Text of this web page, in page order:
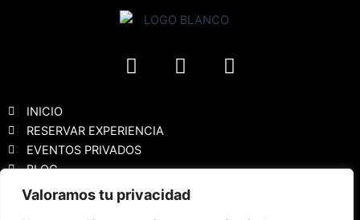
Valoramos tu privacidad
F
a
b
o
o
k
I
n
r
a
Y
o
e
INICIO
RESERVAR EXPERIENCIA
EVENTOS PRIVADOS
BLOG
Política de privacidad